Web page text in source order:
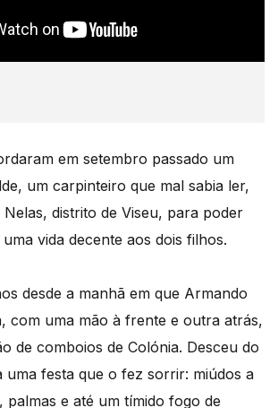
em setembro passado um
um carpinteiro que mal sabia ler,
Nelas, distrito de Viseu, para poder
vida decente aos dois filhos.
desde a manhã em que Armando
com uma mão à frente e outra atrás,
de comboios de Colónia. Desceu do
uma festa que o fez sorrir: miúdos a
palmas e até um tímido fogo de